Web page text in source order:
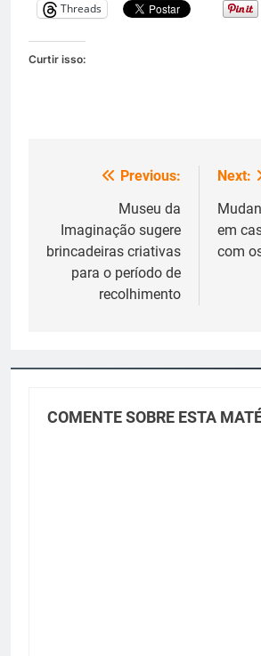
Threads
Curtir isso:
Navegação
Post
Previous:
Museu da
Imaginação sugere
brincadeiras criativas
para o período de
recolhimento
Next:
em
com
COMENTE SOBRE ESTA